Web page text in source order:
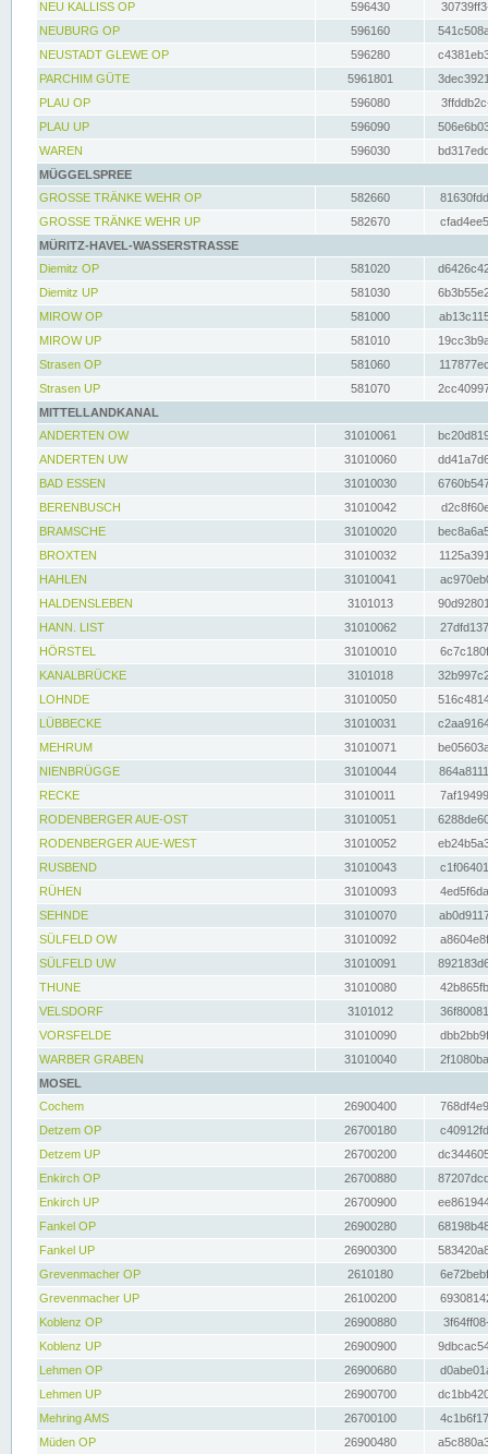
NEU KALLISS OP
596430
NEUBURG OP
596160
NEUSTADT GLEWE OP
596280
PARCHIM GÜTE
5961801
PLAU OP
596080
PLAU UP
596090
WAREN
596030
MÜGGELSPREE
GROSSE TRÄNKE WEHR OP
582660
GROSSE TRÄNKE WEHR UP
582670
MÜRITZ-HAVEL-WASSERSTRASSE
Diemitz OP
581020
Diemitz UP
581030
MIROW OP
581000
MIROW UP
581010
Strasen OP
581060
Strasen UP
581070
MITTELLANDKANAL
ANDERTEN OW
31010061
ANDERTEN UW
31010060
BAD ESSEN
31010030
BERENBUSCH
31010042
BRAMSCHE
31010020
BROXTEN
31010032
HAHLEN
31010041
HALDENSLEBEN
3101013
HANN. LIST
31010062
HÖRSTEL
31010010
KANALBRÜCKE
3101018
LOHNDE
31010050
LÜBBECKE
31010031
MEHRUM
31010071
NIENBRÜGGE
31010044
RECKE
31010011
RODENBERGER AUE-OST
31010051
RODENBERGER AUE-WEST
31010052
RUSBEND
31010043
RÜHEN
31010093
SEHNDE
31010070
SÜLFELD OW
31010092
SÜLFELD UW
31010091
THUNE
31010080
VELSDORF
3101012
VORSFELDE
31010090
WARBER GRABEN
31010040
MOSEL
Cochem
26900400
Detzem OP
26700180
Detzem UP
26700200
Enkirch OP
26700880
Enkirch UP
26700900
Fankel OP
26900280
Fankel UP
26900300
Grevenmacher OP
2610180
Grevenmacher UP
26100200
Koblenz OP
26900880
Koblenz UP
26900900
Lehmen OP
26900680
Lehmen UP
26900700
Mehring AMS
26700100
Müden OP
26900480